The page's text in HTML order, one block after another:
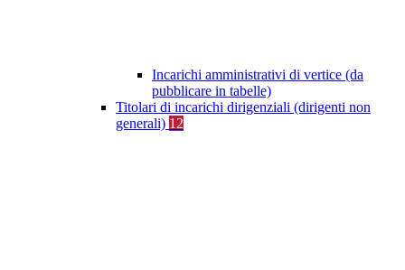
Incarichi amministrativi di vertice (da
pubblicare in tabelle)
Titolari di incarichi dirigenziali (dirigenti non
generali) 12